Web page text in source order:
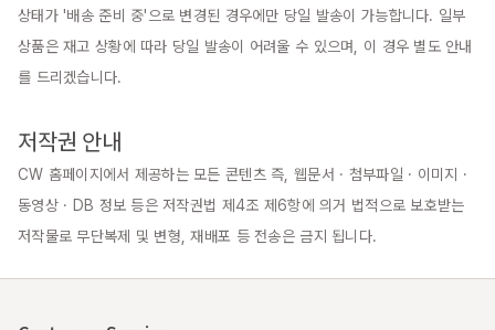
상태가 '배송 준비 중'으로 변경된 경우에만 당일 발송이 가능합니다. 일부
상품은 재고 상황에 따라 당일 발송이 어려울 수 있으며, 이 경우 별도 안내
를 드리겠습니다.
저작권 안내
CW 홈페이지에서 제공하는 모든 콘텐츠 즉, 웹문서 · 첨부파일 · 이미지 ·
동영상 · DB 정보 등은 저작권법 제4조 제6항에 의거 법적으로 보호받는
저작물로 무단복제 및 변형, 재배포 등 전송은 금지 됩니다.